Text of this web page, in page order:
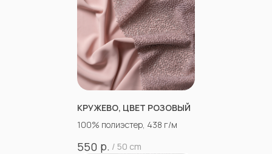
КРУЖЕВО, ЦВЕТ РОЗОВЫЙ
100% полиэстер, 438 г/м
550 р. / 50 cm